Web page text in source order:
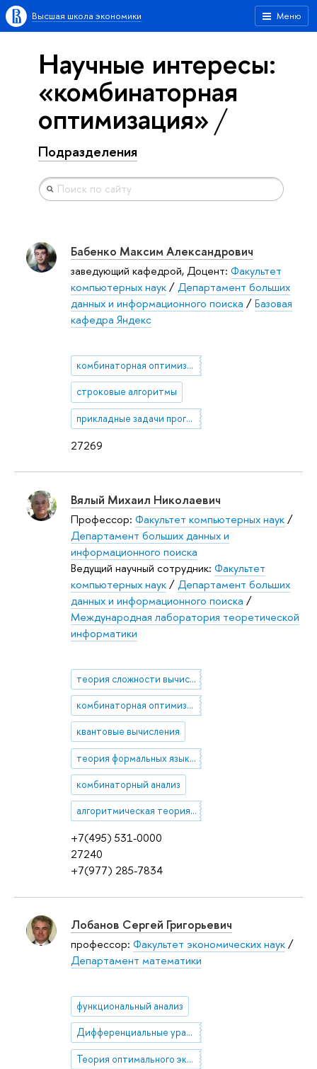
Меню
Высшая школа экономики
Научные интересы:
«комбинаторная
оптимизация»
Подразделения
27269
Бабенко Максим Александрович
заведующий кафедрой, Доцент: Факультет
компьютерных наук/Департамент больших
данных и информационного поиска /Базовая
кафедра Яндекс
комбинаторная оптимизация
строковые алгоритмы
прикладные задачи программирования
+7(495) 531-0000
27240
+7(977) 285-7834
Вялый Михаил Николаевич
Профессор: Факультет компьютерных наук/
Департамент больших данных и
информационного поиска
Ведущий научный сотрудник: Факультет
компьютерных наук/Департамент больших
данных и информационного поиска /
Международная лаборатория теоретической
информатики
теория сложности вычислений
комбинаторная оптимизация
квантовые вычисления
теория формальных языков
комбинаторный анализ
алгоритмическая теория игр
Лобанов Сергей Григорьевич
профессор: Факультет экономических наук/
Департамент математики
функциональный анализ
Дифференциальные уравнения в локально выпуклых пространствах
Теория оптимального экономического роста